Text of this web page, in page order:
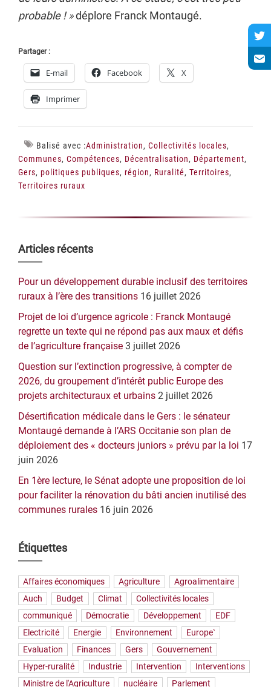
probable ! »déplore Franck Montaugé.
Partager :
E-mail Facebook X
Imprimer
Balisé avec :Administration, Collectivités locales,
Communes, Compétences, Décentralisation, Département,
Gers, politiques publiques, région, Ruralité, Territoires,
Territoires ruraux
Barre
latérale
principale
Articles récents
Pour un développement durable inclusif des territoires
ruraux à l’ère des transitions 16 juillet 2026
Projet de loi d’urgence agricole : Franck Montaugé
regrette un texte qui ne répond pas aux maux et défis
de l’agriculture française 3 juillet 2026
Question sur l’extinction progressive, à compter de
2026, du groupement d’intérêt public Europe des
projets architecturaux et urbains 2 juillet 2026
Désertification médicale dans le Gers : le sénateur
Montaugé demande à l’ARS Occitanie son plan de
déploiement des « docteurs juniors » prévu par la loi 17
juin 2026
En 1ère lecture, le Sénat adopte une proposition de loi
pour faciliter la rénovation du bâti ancien inutilisé des
communes rurales 16 juin 2026
Étiquettes
Affaires économiques Agriculture
Agroalimentaire
Auch
Budget Climat
Collectivités locales
communiqué
Démocratie Développement
EDF
Electricité
Energie Environnement
Europe`
Evaluation
Finances Gers
Gouvernement
Hyper-ruralité
Industrie Intervention
Interventions
Ministre de l'Agriculture
nucléaire
Parlement